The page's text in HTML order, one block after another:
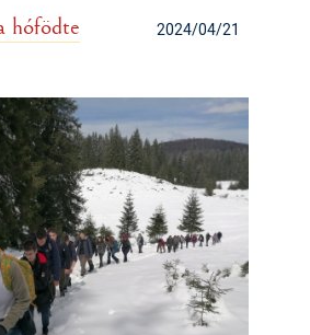
2024/04/21
hófödte